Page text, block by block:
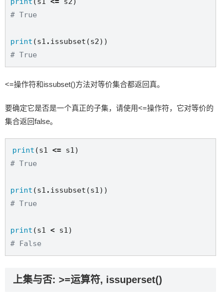
# True
print (s1 .
# True
<=操作符和issubset()方法对等价集合都返回真。
要确定它是否是一个真正的子集，请使用<=操作符，它对等价的
集合返回false。
print (s1 <=
# True
print (s1 .
# True
print (s1 <
# False
上集与否: >=运算符, issuperset()